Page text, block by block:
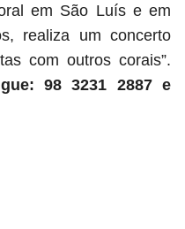
em São Luís e em
realiza um concerto
com outros corais”.
98 3231 2887 e